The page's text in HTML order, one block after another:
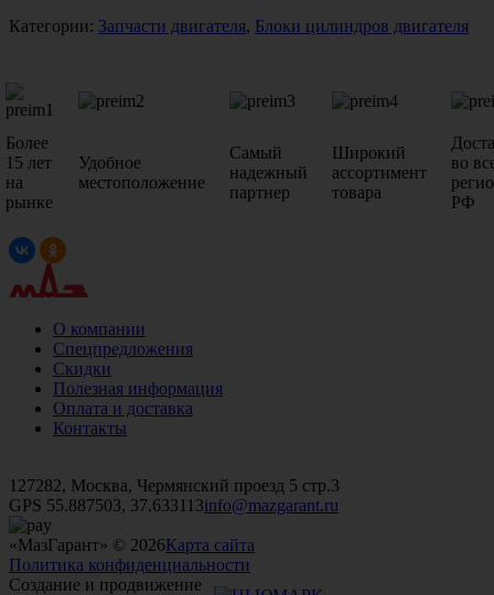
Категории: Запчасти двигателя, Блоки цилиндров двигателя
Более
15 лет
на
рынке
Удобное
местоположение
Самый
надежный
партнер
Широкий
ассортимент
товара
во
РФ
О компании
Спецпредложения
Скидки
Полезная информация
Оплата и доставка
Контакты
127282, Москва, Чермянский проезд 5 стр.3
GPS 55.887503, 37.633113info@mazgarant.ru
«МазГарант» © 2026Карта сайта
Политика конфиденциальности
Создание и продвижение